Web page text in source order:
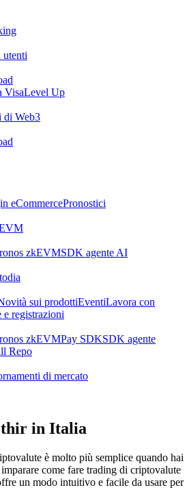
utenti
VisaLevel Up
di Web3
eCommercePronostici
zkEVMSDK agente AI
sui prodottiEventiLavora con
e registrazioni
zkEVMPay SDKSDK agente
Repo
di mercato
in Italia
è molto più semplice quando hai
come fare trading di criptovalute
un modo intuitivo e facile da usare per